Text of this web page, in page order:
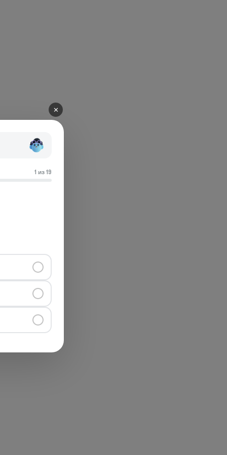
✕
1 из 19